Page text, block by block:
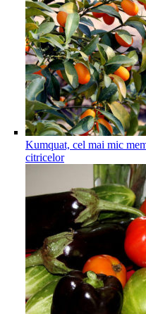
Kumquat, cel mai mic
citricelor